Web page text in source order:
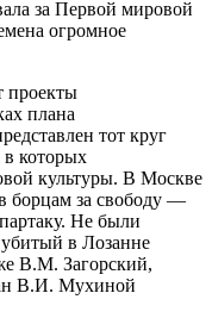
за Первой мировой
огромное
проекты
плана
тот круг
которых
культуры. В Москве
борцам за свободу —
Не были
в Лозанне
В.М. Загорский,
В.И. Мухиной